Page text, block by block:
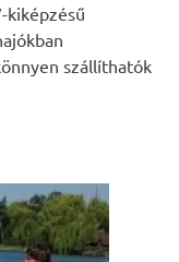
kiképzésű
szállíthatók